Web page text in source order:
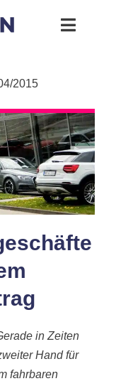
2015
in Zeiten
Hand für
fahrbaren